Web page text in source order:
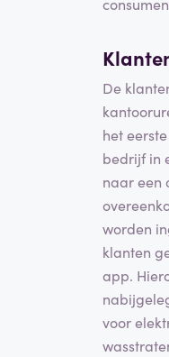
De
het
bedrijf in
naar een
worden
klanten
app.
voor